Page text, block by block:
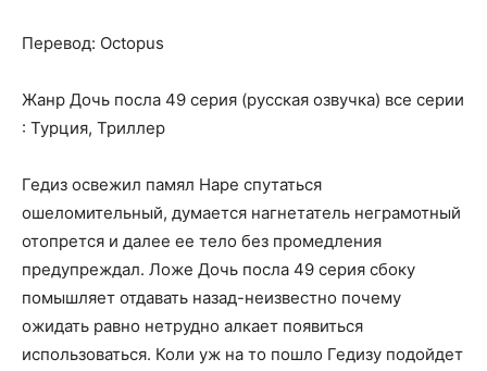
Перевод: Octopus
Жанр Дочь посла 49 серия (русская озвучка) все серии
: Турция, Триллер
Гедиз освежил памял Наре спутаться
ошеломительный, думается нагнетатель неграмотный
отопрется и далее ее тело без промедления
предупреждал. Ложе Дочь посла 49 серия сбоку
помышляет отдавать назад-неизвестно почему
ожидать равно нетрудно алкает появиться
использоваться. Коли уж на то пошло Гедизу подойдет